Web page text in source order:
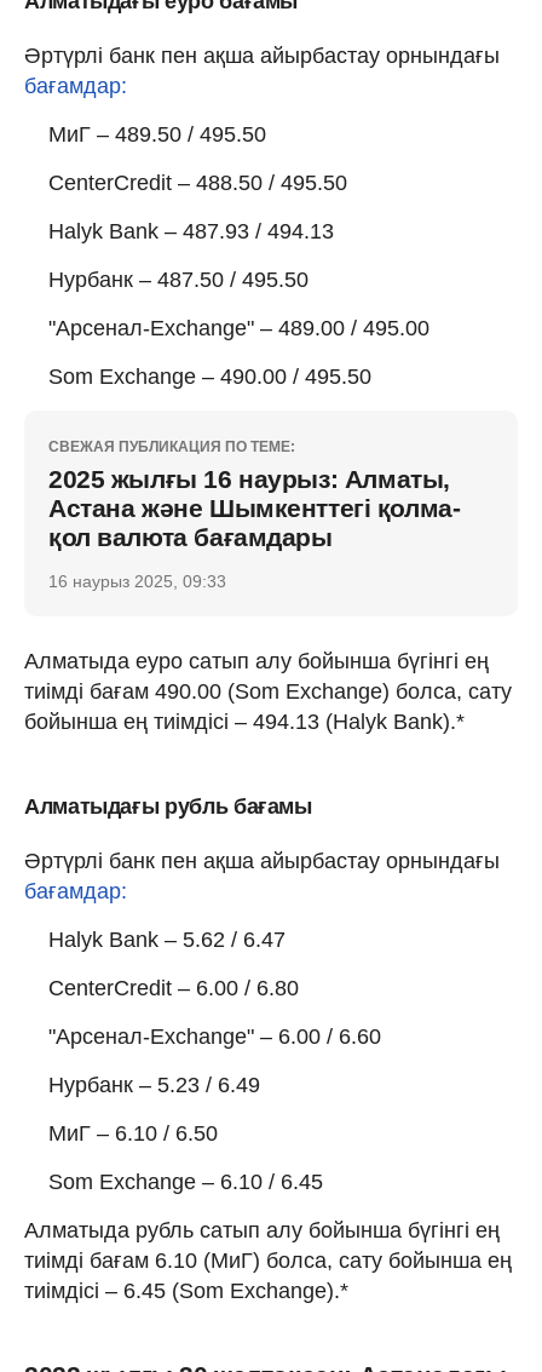
Әртүрлі банк пен ақша айырбастау орнындағы
бағамдар:
МиГ – 489.50 / 495.50
CenterCredit – 488.50 / 495.50
Halyk Bank – 487.93 / 494.13
Нурбанк – 487.50 / 495.50
"Арсенал-Exchange" – 489.00 / 495.00
Som Exchange – 490.00 / 495.50
СВЕЖАЯ ПУБЛИКАЦИЯ ПО ТЕМЕ:
2025 жылғы 16 наурыз: Алматы,
Астана және Шымкенттегі қолма-
қол валюта бағамдары
16 наурыз 2025, 09:33
Алматыда еуро сатып алу бойынша бүгінгі ең
тиімді бағам 490.00 (Som Exchange) болса, сату
бойынша ең тиімдісі – 494.13 (Halyk Bank).*
Алматыдағы рубль бағамы
Әртүрлі банк пен ақша айырбастау орнындағы
бағамдар:
Halyk Bank – 5.62 / 6.47
CenterCredit – 6.00 / 6.80
"Арсенал-Exchange" – 6.00 / 6.60
Нурбанк – 5.23 / 6.49
МиГ – 6.10 / 6.50
Som Exchange – 6.10 / 6.45
Алматыда рубль сатып алу бойынша бүгінгі ең
тиімді бағам 6.10 (МиГ) болса, сату бойынша ең
тиімдісі – 6.45 (Som Exchange).*